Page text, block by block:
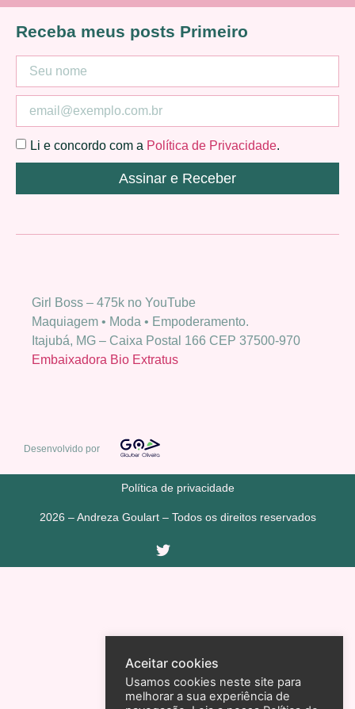
Girl Boss – 475k no YouTube
Maquiagem • Moda • Empoderamento.
Itajubá, MG – Caixa Postal 166 CEP 37500-970
Embaixadora Bio Extratus
Receba meus posts Primeiro
Li e concordo com a Política de Privacidade.
Assinar e Receber
Desenvolvido por
Política de privacidade
2026 – Andreza Goulart – Todos os direitos reservados
Aceitar cookies
Usamos cookies neste site para
melhorar a sua experiência de